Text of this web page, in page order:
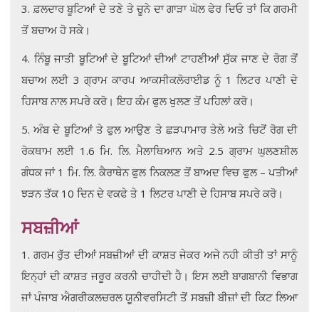
3. ਫ਼ਲਦਾਰ ਬੂਟਿਆਂ ਦੇ ਤਣੇ ਤੇ ਚੂਨੇ ਦਾ ਗਾੜਾ ਘੋਲ ਫੇਰ ਦਿਓ ਤਾਂ ਕਿ ਗਰਮੀ
ਤੋਂ ਬਚਾਅ ਹੋ ਸਕੇ।
4. ਨਿੰਬੂ ਜਾਤੀ ਬੂਟਿਆਂ ਦੇ ਬੂਟਿਆਂ ਦੀਆਂ ਟਾਹਣੀਆਂ ਸੁੱਕ ਜਾਣ ਦੇ ਰੋਗ ਤੋਂ
ਬਚਾਅ ਲਈ 3 ਗ੍ਰਾਮ ਕਾਰਪ ਆਕਸੀਕਲੋਰਾਈਡ ਨੂੰ 1 ਲਿਟਰ ਪਾਣੀ ਦੇ
ਹਿਸਾਬ ਨਾਲ ਸਪਰੇ ਕਰੋ। ਇਹ ਕੰਮ ਫੁਲ ਖੁਲਣ ਤੋਂ ਪਹਿਲਾਂ ਕਰੋ।
5. ਅੰਬ ਦੇ ਬੂਟਿਆਂ ਤੇ ਫੁਲ ਆਉਣ ਤੇ ਛੜਪਾਮਾਰ ਤੇਲੇ ਅਤੇ ਚਿਟੋਂ ਰੋਗ ਦੀ
ਰੋਕਥਾਮ ਲਈ 1.6 ਮਿ. ਲਿ. ਮੈਲਾਥਿਆਨ ਅਤੇ 2.5 ਗ੍ਰਾਮ ਘੁਲਣਸ਼ੀਲ
ਗੰਧਕ ਜਾਂ 1 ਮਿ. ਲਿ. ਕੈਰਾਥੇਨ ਫੁਲ ਨਿਕਲਣ ਤੋਂ ਬਾਅਦ ਵਿਚ ਫੁਲ – ਪਤੀਆਂ
ਝੜਨ ਤੱਕ 10 ਦਿਨ ਦੇ ਵਕਫੇ ਤੇ 1 ਲਿਟਰ ਪਾਣੀ ਦੇ ਹਿਸਾਬ ਸਪਰੇ ਕਰੋ।
ਸਬਜ਼ੀਆਂ
1. ਗਰਮ ਰੁੱਤ ਦੀਆਂ ਸਬਜ਼ੀਆਂ ਦੀ ਕਾਸ਼ਤ ਜੇਕਰ ਅਜੇ ਨਹੀ ਕੀਤੀ ਤਾਂ ਸਾਨੂੰ
ਇਨ੍ਹਾਂ ਦੀ ਕਾਸ਼ਤ ਜਰੂਰ ਕਰਨੀ ਚਾਹੀਦੀ ਹੈ। ਇਸ ਲਈ ਬਾਗਬਾਨੀ ਵਿਭਾਗ
ਜਾਂ ਪੰਜਾਬ ਐਗਰੀਕਲਚਰਲ ਯੂਨੀਵਰਸਿਟੀ ਤੋਂ ਸਬਜ਼ੀ ਬੀਜ਼ਾਂ ਦੀ ਕਿਟ ਲਿਆ